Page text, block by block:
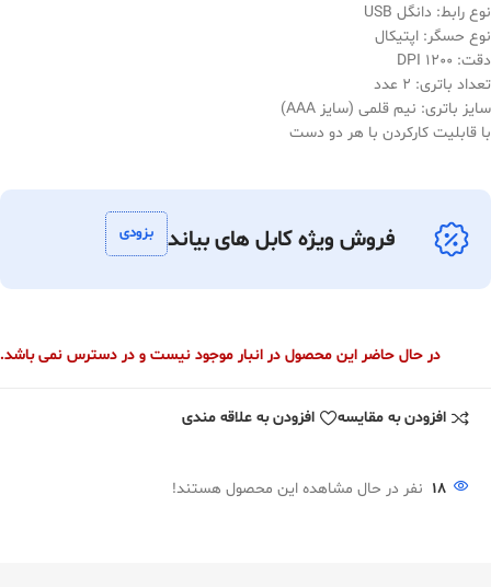
نوع رابط: دانگل USB
نوع حسگر: اپتیکال
دقت: 1200 DPI
تعداد باتری: 2 عدد
سایز باتری: نیم قلمی (سایز AAA)
با قابلیت کارکردن با هر دو دست
فروش ویژه کابل های بیاند بزودی
در حال حاضر این محصول در انبار موجود نیست و در دسترس نمی باشد.
افزودن به مقایسه افزودن به علاقه مندی
18 نفر در حال مشاهده این محصول هستند!